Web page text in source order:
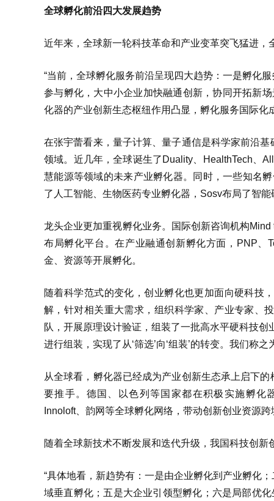
全球孵化前沿四大发展趋势
近年来，全球新一轮科技革命和产业变革突飞猛进，
“当前，全球孵化服务前沿呈现四大趋势：一是孵化
参与孵化，大中小企业加快融通创新，协同开拓新
化器的产业创新生态枢纽作用凸显，孵化服务国际化
在张宇蕾看来，量子计算、量子通信是科学家前沿
领域。近几年，全球诞生了Duality、HealthTech、
慧能源等领域的未来产业孵化器。同时，一些知名
了人工智能、生物医药专业孵化器，Sosv布局了智能
龙头企业更加重视孵化业务。国际创新咨询机构
布局孵化平台。在产业融通创新孵化方面，PNP、
金、资源等开展孵化。
随着科学范式的变化，创业孵化也更加面向硬科技
解，针对相关重大需求，组织科学家、产业专家、
队，开展原理设计验证，组装了一批高水平硬科技
进行组装，实现了从‘筛选’向‘组装’的转变。我们称之
从全球看，孵化器已经成为产业创新生态承上启下
要推手。德国、以色列等国家都在积极实施孵化
Innoloft、韵网等全球孵化网络，带动创新创业资源跨
随着全球新技术不断发展和迭代升级，我国科技创新
“具体地看，新趋势有：一是由企业孵化到产业孵化
域垂直孵化；五是大企业引领型孵化；六是局部优